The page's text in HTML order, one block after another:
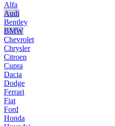
Alfa
Audi
Bentley
BMW
Chevrolet
Chrysler
Citroen
Cupra
Dacia
Dodge
Ferrari
Fiat
Ford
Honda